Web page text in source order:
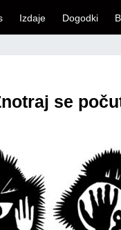
Izdaje Dogodki
se